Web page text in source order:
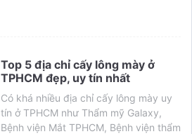
Top 5 địa chỉ cấy lông mày ở
TPHCM đẹp, uy tín nhất
Có khá nhiều địa chỉ cấy lông mày uy
tín ở TPHCM như Thẩm mỹ Galaxy,
Bệnh viện Mắt TPHCM, Bệnh viện thẩm